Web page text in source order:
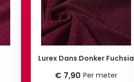
Lurex Dans Donker Fuchsia
€ 7,90 Per meter